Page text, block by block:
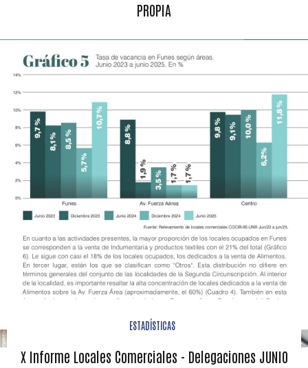
PROPIA
ESTADÍSTICAS
X Informe Locales Comerciales - Delegaciones JUNIO